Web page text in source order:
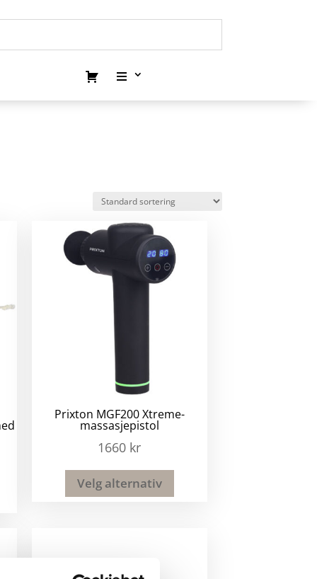
Prixton MGF200 Xtreme-
massasjepistol
1660 kr
Velg alternativ